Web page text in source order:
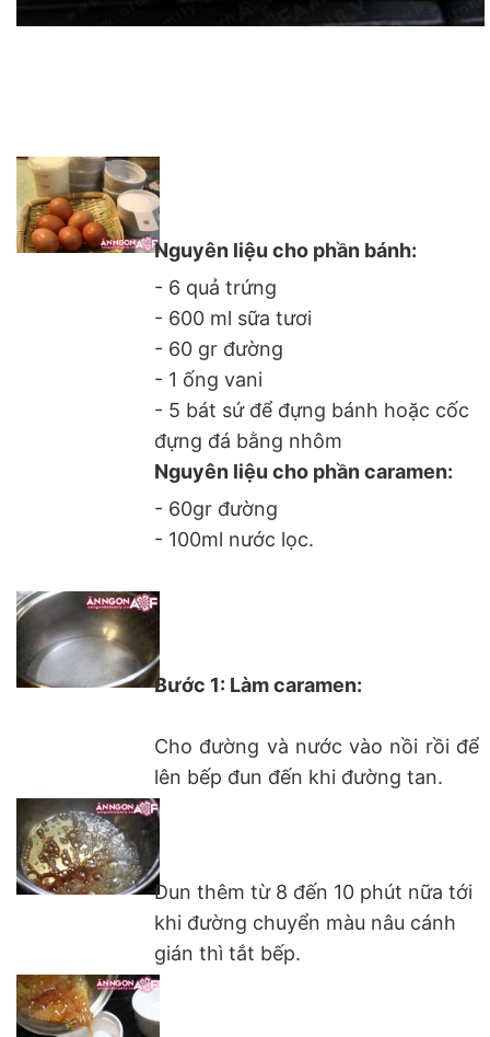
Nguyên liệu cho phần bánh:
- 6 quả trứng
- 600 ml sữa tươi
- 60 gr đường
- 1 ống vani
- 5 bát sứ để đựng bánh hoặc cốc
đựng đá bằng nhôm
Nguyên liệu cho phần caramen:
- 60gr đường
- 100ml nước lọc.
Bước 1: Làm caramen:
Cho đường và nước vào nồi rồi để
lên bếp đun đến khi đường tan.
Đun thêm từ 8 đến 10 phút nữa tới
khi đường chuyển màu nâu cánh
gián thì tắt bếp.